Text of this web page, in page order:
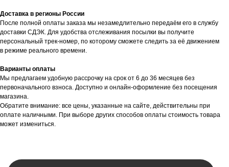
Доставка в регионы России
После полной оплаты заказа мы незамедлительно передаём его в службу
доставки СДЭК. Для удобства отслеживания посылки вы получите
персональный трек-номер, по которому сможете следить за её движением
в режиме реального времени.
Варианты оплаты
Мы предлагаем удобную рассрочку на срок от 6 до 36 месяцев без
первоначального взноса. Доступно и онлайн-оформление без посещения
магазина.
Обратите внимание: все цены, указанные на сайте, действительны при
оплате наличными. При выборе других способов оплаты стоимость товара
может измениться.
Доставка осуществляется
в кратчайшие сроки — всего 2−4 дня.
(Подробнее у менеджера)